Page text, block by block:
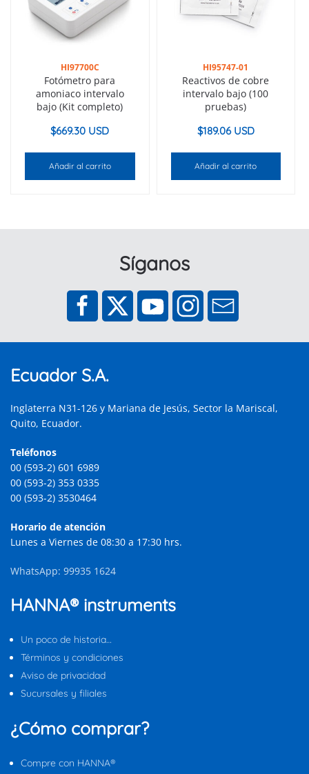
HI97700C
Fotómetro para
amoniaco intervalo
bajo (Kit completo)
$669.30 USD
Añadir al carrito
HI95747-01
Reactivos de cobre
intervalo bajo (100
pruebas)
$189.06 USD
Añadir al carrito
Síganos
Ecuador S.A.
Inglaterra N31-126 y Mariana de Jesús, Sector la Mariscal,
Quito, Ecuador.
Teléfonos
00 (593-2) 601 6989
00 (593-2) 353 0335
00 (593-2) 3530464
Horario de atención
Lunes a Viernes de 08:30 a 17:30 hrs.
WhatsApp: 99935 1624
HANNA® instruments
Un poco de historia…
Términos y condiciones
Aviso de privacidad
Sucursales y filiales
¿Cómo comprar?
Compre con HANNA®